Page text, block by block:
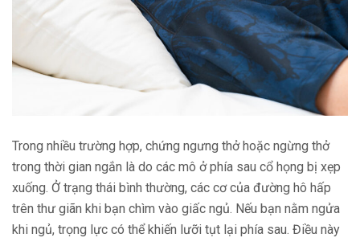
Trong nhiều trường hợp, chứng ngưng thở hoặc ngừng thở
trong thời gian ngắn là do các mô ở phía sau cổ họng bị xẹp
xuống. Ở trạng thái bình thường, các cơ của đường hô hấp
trên thư giãn khi bạn chìm vào giấc ngủ. Nếu bạn nằm ngửa
khi ngủ, trọng lực có thể khiến lưỡi tụt lại phía sau. Điều này